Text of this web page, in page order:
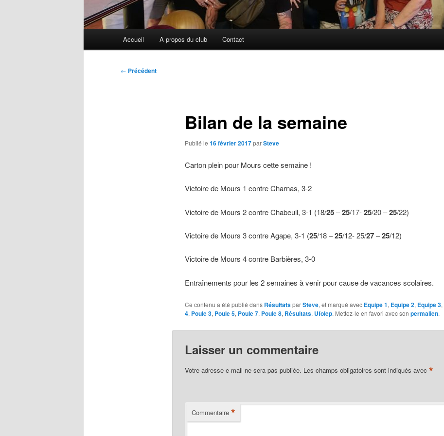
Accueil A propos du club Contact
Navigation
← Précédent
Bilan de la semaine
Publié le 16 février 2017parSteve
Carton plein pour Mours cette semaine !
Victoire de Mours 1 contre Charnas, 3-2
Victoire de Mours 2 contre Chabeuil, 3-1 (18/25–25/17-25/20 –25/22)
Victoire de Mours 3 contre Agape, 3-1 (25/18 –25/12- 25/27–25/12)
Victoire de Mours 4 contre Barbières, 3-0
Entraînements pour les 2 semaines à venir pour cause de vacances scolaires.
Ce contenu a été publié dans RésultatsparSteve, et marqué avec Equipe 1, Equipe 2, Equipe 3,
4, Poule 3, Poule 5, Poule 7, Poule 8, Résultats, Ufolep. Mettez-le en favori avec son permalien.
Laisser un commentaire
Votre adresse e-mail ne sera pas publiée. Les champs obligatoires sont indiqués avec *
Commentaire *